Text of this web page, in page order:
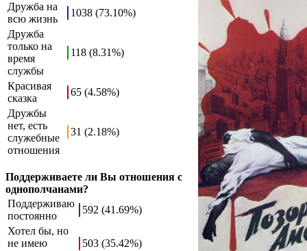
Дружба на
всю жизнь
1038 (73.10%)
Дружба
только на
время
службы
118 (8.31%)
Красивая
сказка
65 (4.58%)
Дружбы
нет, есть
служебные
отношения
31 (2.18%)
Поддерживаете ли Вы отношения с
однополчанами?
Поддерживаю
постоянно
592 (41.69%)
Хотел бы, но
не имею
503 (35.42%)